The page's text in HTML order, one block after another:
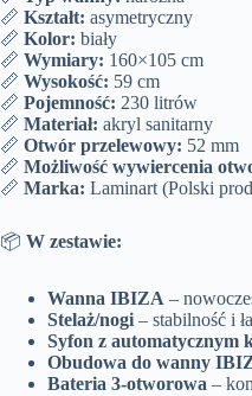
📏 Kształt: asymetryczny
📏 Kolor: biały
📏 Wymiary: 160×105 cm
📏 Wysokość: 59 cm
📏 Pojemność: 230 litrów
📏 Materiał: akryl sanitarny
📏 Otwór przelewowy: 52 mm
📏 Możliwość wywiercenia
📏 Marka: Laminart (Polski
📦 W zestawie:
Wanna IBIZA –
Stelaż/nogi – stabilność i
Syfon z automatycznym
Obudowa do wanny
Bateria 3-otworowa –